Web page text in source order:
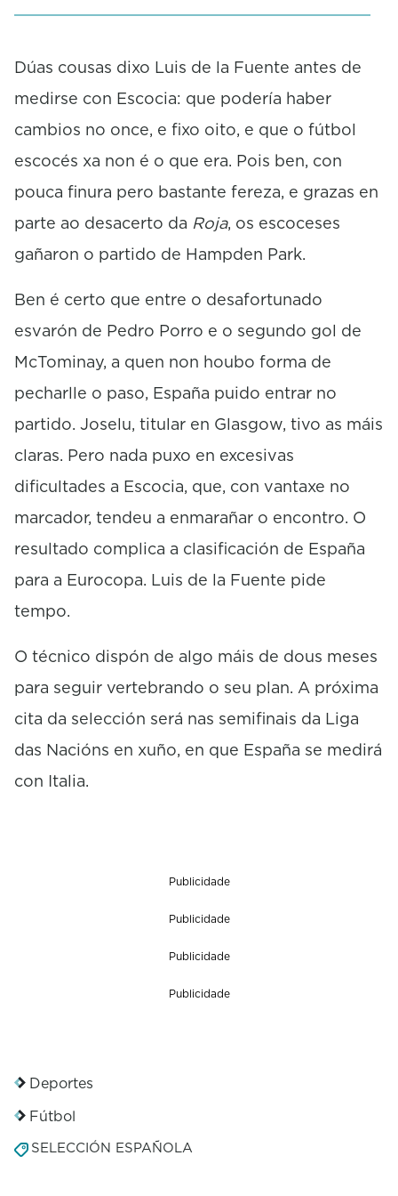
s
o
d
Dúas cousas dixo Luis de la Fuente antes de
medirse con Escocia: que podería haber
cambios no once, e fixo oito, e que o fútbol
escocés xa non é o que era. Pois ben, con
pouca finura pero bastante fereza, e grazas en
parte ao desacerto da Roja, os escoceses
gañaron o partido de Hampden Park.
Ben é certo que entre o desafortunado
esvarón de Pedro Porro e o segundo gol de
McTominay, a quen non houbo forma de
pecharlle o paso, España puido entrar no
partido. Joselu, titular en Glasgow, tivo as máis
claras. Pero nada puxo en excesivas
dificultades a Escocia, que, con vantaxe no
marcador, tendeu a enmarañar o encontro. O
resultado complica a clasificación de España
para a Eurocopa. Luis de la Fuente pide
tempo.
O técnico dispón de algo máis de dous meses
para seguir vertebrando o seu plan. A próxima
cita da selección será nas semifinais da Liga
das Nacións en xuño, en que España se medirá
con Italia.
Publicidade
Publicidade
Publicidade
Publicidade
Deportes
Fútbol
SELECCIÓN ESPAÑOLA